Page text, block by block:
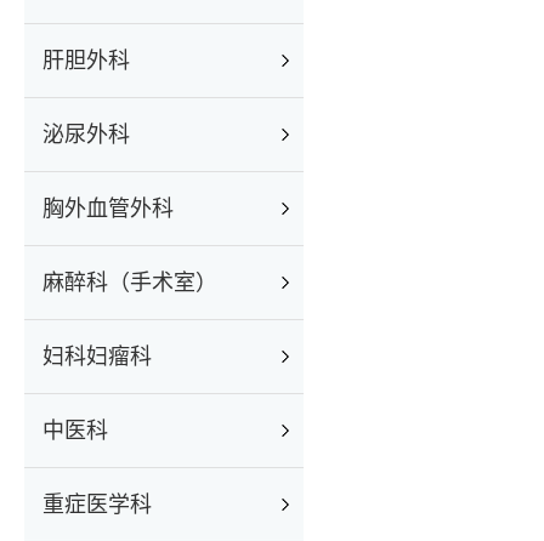
肝胆外科
泌尿外科
胸外血管外科
麻醉科（手术室）
妇科妇瘤科
中医科
重症医学科